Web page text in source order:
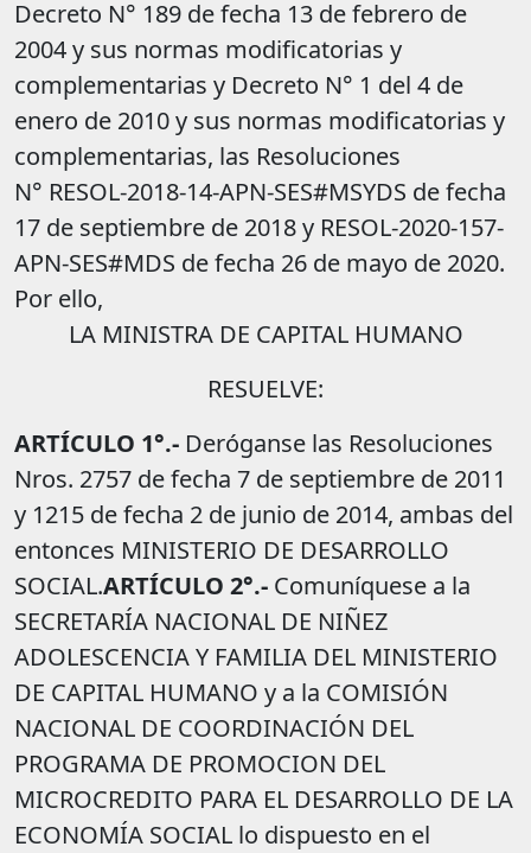
LA MINISTRA DE CAPITAL HUMANO
RESUELVE:
ARTÍCULO 1°.- Deróganse las Resoluciones
Nros. 2757 de fecha 7 de septiembre de 2011
y 1215 de fecha 2 de junio de 2014, ambas del
entonces MINISTERIO DE DESARROLLO
SOCIAL.ARTÍCULO 2°.- Comuníquese a la
SECRETARÍA NACIONAL DE NIÑEZ
ADOLESCENCIA Y FAMILIA DEL MINISTERIO
DE CAPITAL HUMANO y a la COMISIÓN
NACIONAL DE COORDINACIÓN DEL
PROGRAMA DE PROMOCION DEL
MICROCREDITO PARA EL DESARROLLO DE LA
ECONOMÍA SOCIAL lo dispuesto en el